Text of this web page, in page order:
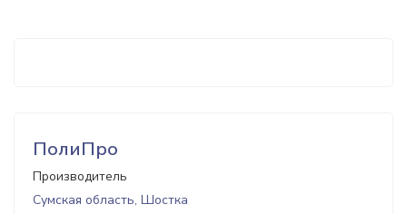
ПолиПро
Производитель
Сумская область, Шостка